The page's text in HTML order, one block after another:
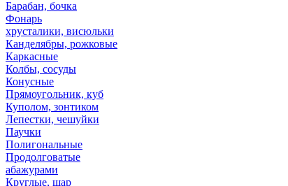
Барабан, бочка
Фонарь
хрусталики, висюльки
Канделябры, рожковые
Каркасные
Колбы, сосуды
Конусные
Прямоугольник, куб
Куполом, зонтиком
Лепестки, чешуйки
Паучки
Полигональные
Продолговатые
абажурами
Круглые, шар